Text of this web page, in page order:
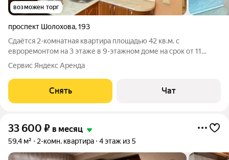
возможен торг
проспект Шолохова,193
Сдаётся 2-комнатная квартира площадью 42 кв.м. с
евроремонтом на 3 этаже в 9-этажном доме на срок от 11
месяцев. Из техники есть: Телевизор Духовой шкаф
Стиральная машина Холодильник Кондиционер Пылесос Дом -
кирпичный, окна выходят на улицу. В
Сервис Яндекс Аренда
Снять Чат
33 600 ₽ в месяц
59,4 м² 2-комн. квартира 4 этаж из 5